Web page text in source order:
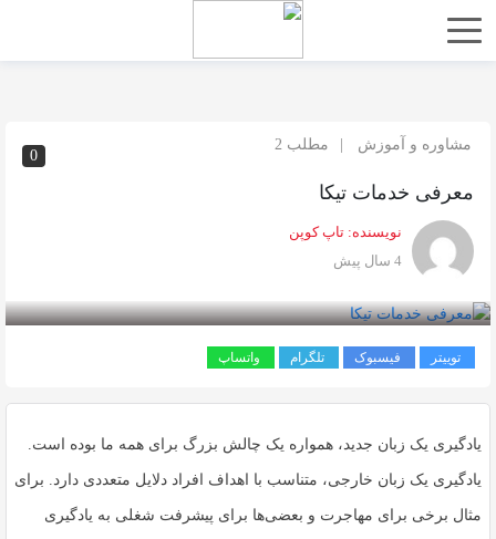
اشتراک
روش‌های
زیر
می‌توانید
صفحه
را
دوستان
خود
به
بگذارید.
0
مشاوره و آموزش مطلب 2
معرفی خدمات تیکا
نویسنده: تاپ کوپن
4 سال پیش
توییتر فیسبوک تلگرام واتساپ
یادگیری یک زبان جدید، همواره یک چالش بزرگ برای همه ما بوده است.
یادگیری یک زبان خارجی، متناسب با اهداف افراد دلایل متعددی دارد. برای
مثال برخی برای مهاجرت و بعضی‌ها برای پیشرفت شغلی به یادگیری